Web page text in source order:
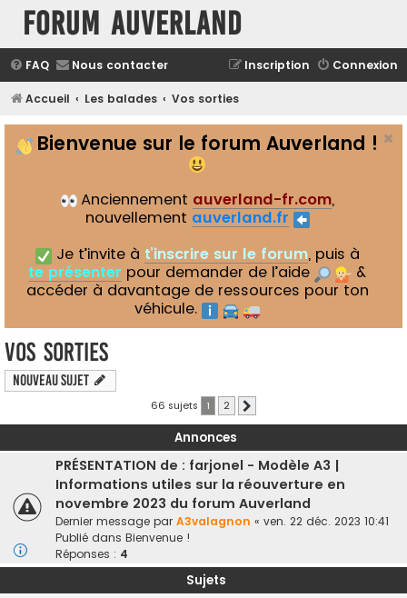
Forum Auverland
FAQ Nous contacter Connexion
Inscription
Accueil Les balades Vos sorties
Bienvenue sur le forum Auverland !
Anciennement auverland-fr.com,
nouvellement auverland.fr
Je t’invite à t’inscrire sur le forum, puis à
te présenter pour demander de l’aide
&
accéder à davantage de ressources pour ton
véhicule.
Vos sorties
Nouveau sujet
66 sujets 1 2
Annonces
PRÉSENTATION de : farjonel - Modèle A3 |
Informations utiles sur la réouverture en
novembre 2023 du forum Auverland
Dernier message par A3valagnon « ven. 22 déc. 2023 10:41
Publié dans Bienvenue !
Réponses : 4
Sujets